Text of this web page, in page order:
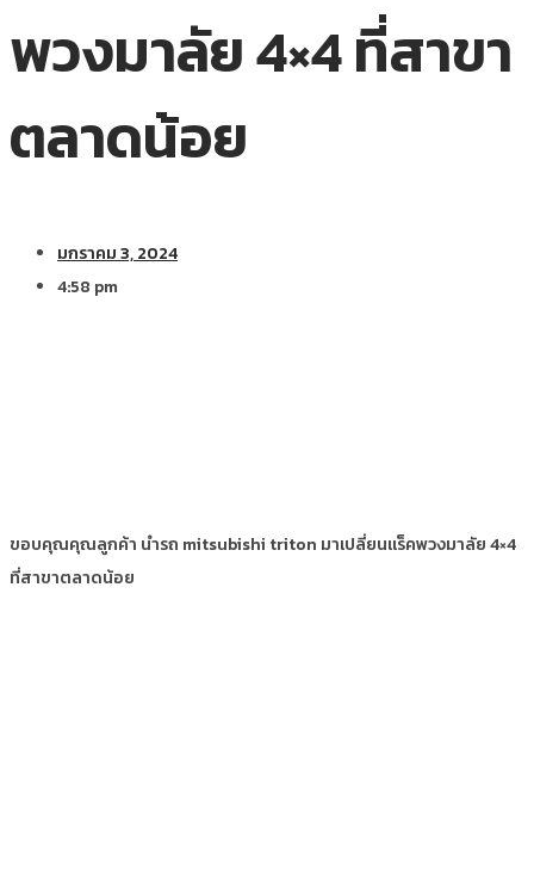
พวงมาลัย 4×4 ที่สาขา
ตลาดน้อย
มกราคม 3, 2024
4:58 pm
ขอบคุณคุณลูกค้า นำรถ mitsubishi triton มาเปลี่ยนแร็คพวงมาลัย 4×4
ที่สาขาตลาดน้อย